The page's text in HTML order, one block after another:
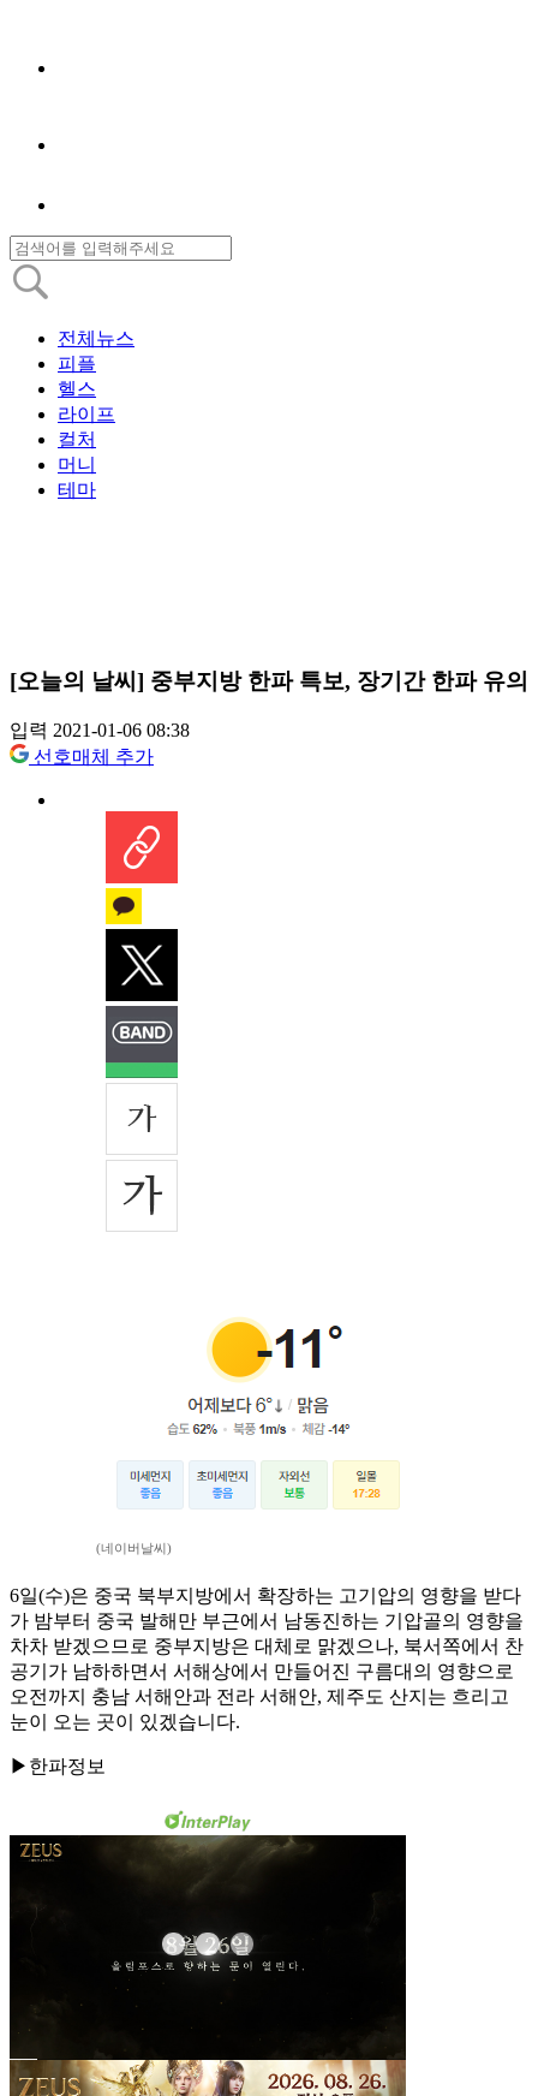
전체뉴스
피플
헬스
라이프
컬처
머니
테마
[오늘의 날씨] 중부지방 한파 특보, 장기간 한파 유의
입력 2021-01-06 08:38
선호매체 추가
(네이버날씨)
6일(수)은 중국 북부지방에서 확장하는 고기압의 영향을 받다
가 밤부터 중국 발해만 부근에서 남동진하는 기압골의 영향을
차차 받겠으므로 중부지방은 대체로 맑겠으나, 북서쪽에서 찬
공기가 남하하면서 서해상에서 만들어진 구름대의 영향으로
오전까지 충남 서해안과 전라 서해안, 제주도 산지는 흐리고
눈이 오는 곳이 있겠습니다.
▶한파정보